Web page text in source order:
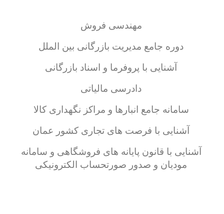
مهندسی فروش
دوره جامع مدیریت بازرگانی بین الملل
آشنایی با پروفرما و اسناد بازرگانی
دادرسی مالیاتی
سامانه جامع انبارها و مراکز نگهداری کالا
آشنایی با فرصت های تجاری کشور عمان
آشنایی با قانون پایانه های فروشگاهی و سامانه
مودیان و صدور صورتحساب الکترونیکی